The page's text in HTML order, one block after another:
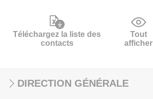
Téléchargez la liste des
contacts
Tout
afficher
DIRECTION GÉNÉRALE